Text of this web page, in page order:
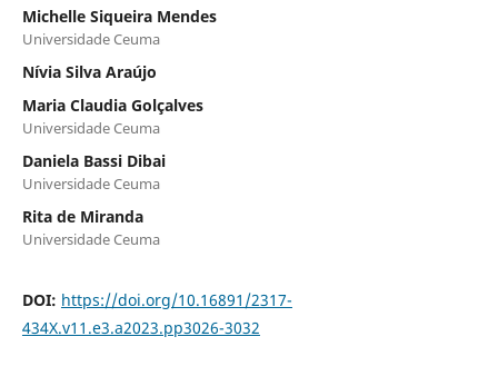
Michelle Siqueira Mendes
Universidade Ceuma
Nívia Silva Araújo
Maria Claudia Golçalves
Universidade Ceuma
Daniela Bassi Dibai
Universidade Ceuma
Rita de Miranda
Universidade Ceuma
DOI: https://doi.org/10.16891/2317-
434X.v11.e3.a2023.pp3026-3032